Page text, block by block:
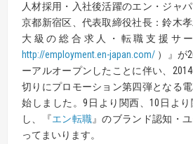
人材採用・入社後活躍のエン・ジャ
京都新宿区、代表取締役社長：鈴木
大級の総合求人・転職支援サ
http://employment.en-japan.com/ ）』が
ーアルオープンしたことに伴い、
切りにプロモーション第四弾となる
始しました。9日より関西、10日よ
し、『エン転職』のブランド認知・
ってまいります。